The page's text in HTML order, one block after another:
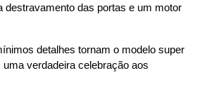
destravamento das portas e um motor
detalhes tornam o modelo super
verdadeira celebração aos